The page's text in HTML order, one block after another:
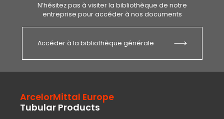
N’hésitez pas à visiter la bibliothèque de notre
entreprise pour accéder à nos documents
Accéder à la bibliothèque générale
ArcelorMittal Europe
Tubular Products